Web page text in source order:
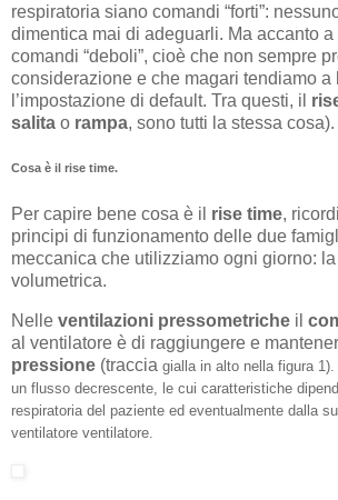
respiratoria siano comandi “forti”:
dimentica mai di adeguarli. Ma accanto
comandi “deboli”, cioè che non sempre
considerazione e che magari tendiamo a
l’impostazione di default. Tra questi, il
salita o rampa, sono tutti la stessa cosa).
Cosa è il rise time.
Per capire bene cosa è il rise time,
principi di funzionamento delle due
meccanica che utilizziamo ogni giorno:
volumetrica.
Nelle ventilazioni pressometriche il
al ventilatore è di raggiungere e
pressione (traccia gialla in alto nella figura
un flusso decrescente, le cui caratteristiche
respiratoria del paziente ed eventualmente dalla
ventilatore ventilatore.